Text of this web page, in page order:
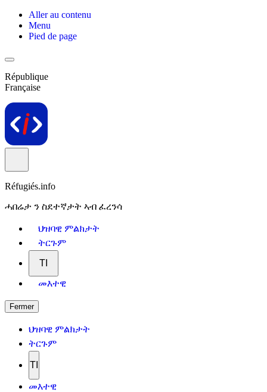
Aller au contenu
Menu
Pied de page
République
Française
Réfugiés.info
ሓበሬታ ን ስደተኛታት ኣብ ፈረንሳ
ህዝባዊ ምልክታት
ትርጉም
TI
መእተዊ
Fermer
ህዝባዊ ምልክታት
ትርጉም
TI
መእተዊ